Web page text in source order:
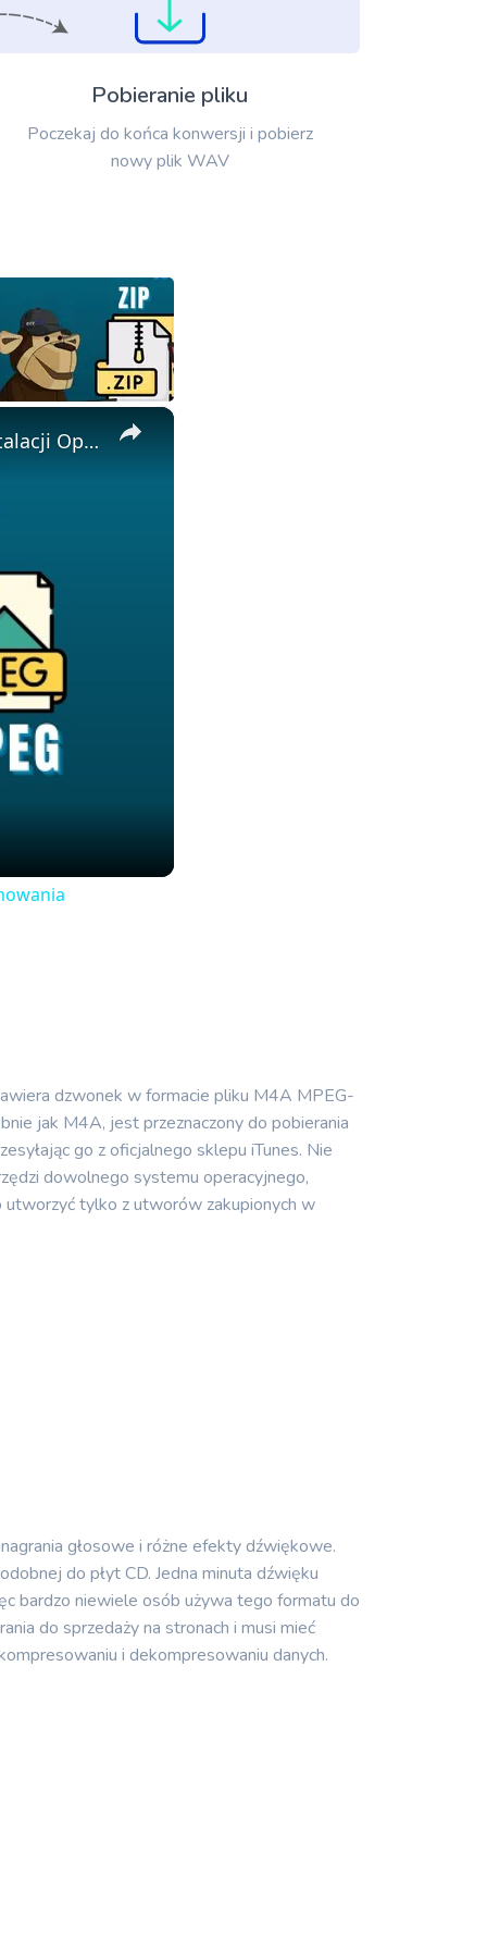
Pobieranie pliku
Poczekaj do końca konwersji i pobierz
nowy plik WAV
×
🖼️ Jak Przekonwertować TIFF na JPEG Online za Darmo | Bez Instalacji Oprogramowania
dzwonek w formacie pliku M4A MPEG-
jak M4A, jest przeznaczony do pobierania
go z oficjalnego sklepu iTunes. Nie
dowolnego systemu operacyjnego,
utworzyć tylko z utworów zakupionych w
głosowe i różne efekty dźwiękowe.
do płyt CD. Jedna minuta dźwięku
bardzo niewiele osób używa tego formatu do
do sprzedaży na stronach i musi mieć
i dekompresowaniu danych.